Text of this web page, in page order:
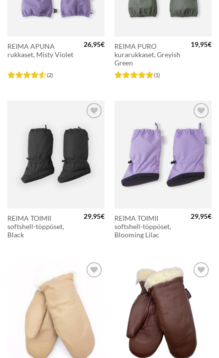
REIMA APUNA
rukkaset, Misty Violet
(2)
26,95€
REIMA PURO
kurarukkaset, Greyish
Green
(1)
19,95€
LISÄÄ
SUOSIKKEIHIN
REIMA TOIMII
softshell-töppöset,
Black
29,95€
SUOSIKKEIHIN
REIMA TOIMII
softshell-töppöset,
Blooming Lilac
29,95€
LISÄÄ
SUOSIKKEIHIN
LISÄÄ
SUOSIKKEIHIN